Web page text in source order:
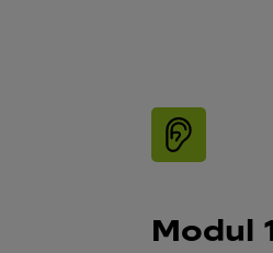
Modul